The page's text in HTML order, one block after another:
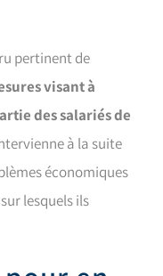
pertinent de
visant à
des salariés de
à la suite
économiques
lesquels ils